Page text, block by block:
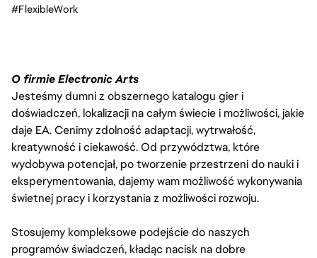
#FlexibleWork
O firmie Electronic Arts
Jesteśmy dumni z obszernego katalogu gier i
doświadczeń, lokalizacji na całym świecie i możliwości, jakie
daje EA. Cenimy zdolność adaptacji, wytrwałość,
kreatywność i ciekawość. Od przywództwa, które
wydobywa potencjał, po tworzenie przestrzeni do nauki i
eksperymentowania, dajemy wam możliwość wykonywania
świetnej pracy i korzystania z możliwości rozwoju.
Stosujemy kompleksowe podejście do naszych
programów świadczeń, kładąc nacisk na dobre